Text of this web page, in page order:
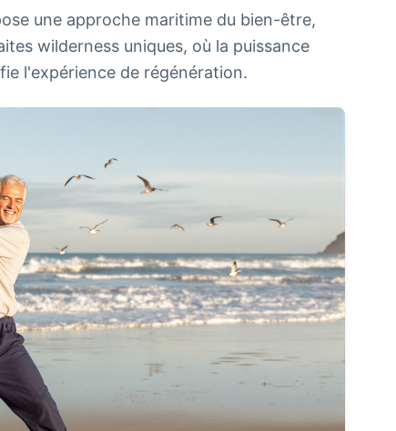
une approche maritime du bien-être,
wilderness uniques, où la puissance
l'expérience de régénération.